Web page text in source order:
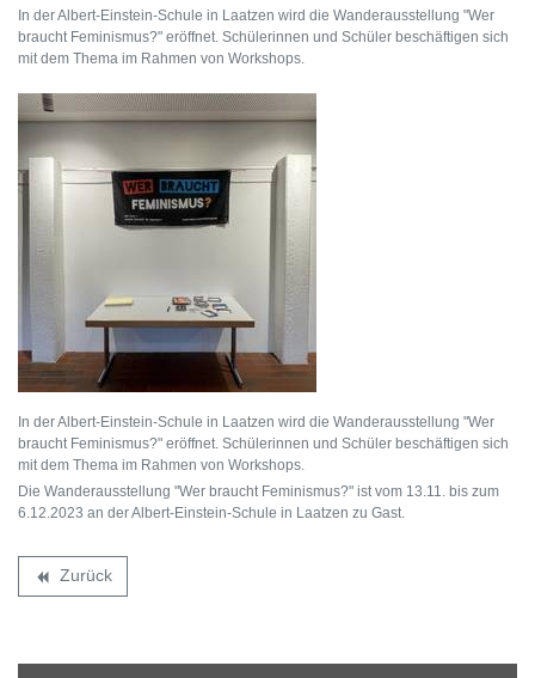
In der Albert-Einstein-Schule in Laatzen wird die Wanderausstellung "Wer
braucht Feminismus?" eröffnet. Schülerinnen und Schüler beschäftigen sich
mit dem Thema im Rahmen von Workshops.
In der Albert-Einstein-Schule in Laatzen wird die Wanderausstellung "Wer
braucht Feminismus?" eröffnet. Schülerinnen und Schüler beschäftigen sich
mit dem Thema im Rahmen von Workshops.
Die Wanderausstellung "Wer braucht Feminismus?" ist vom 13.11. bis zum
6.12.2023 an der Albert-Einstein-Schule in Laatzen zu Gast.
backward Zurück